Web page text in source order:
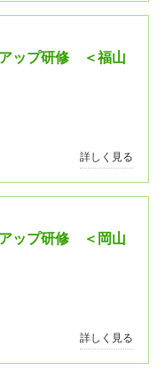
アップ研修 ＜福山
詳しく見る
アップ研修 ＜岡山
詳しく見る